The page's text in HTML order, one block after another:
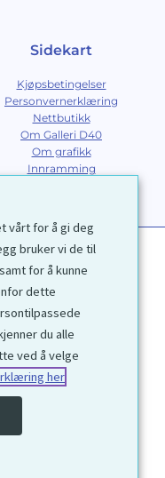
Sidekart
Kjøpsbetingelser
Personvernerklæring
Nettbutikk
Om Galleri D40
Om grafikk
Innramming
AS
AS
vårt for å gi deg
bruker vi de til
for å kunne
dette
du alle
ved å velge
her